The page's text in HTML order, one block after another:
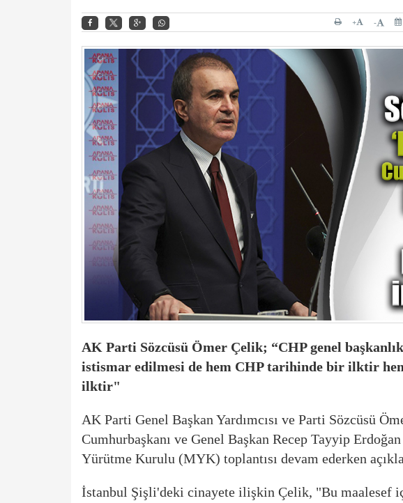
-
+
AK Parti Sözcüsü Ömer Çelik; “CHP genel
istismar edilmesi de hem CHP tarihinde bir ilktir
ilktir"
AK Parti Genel Başkan Yardımcısı ve Parti Sözcüsü
Cumhurbaşkanı ve Genel Başkan Recep Tayyip
Yürütme Kurulu (MYK) toplantısı devam ederken
İstanbul Şişli'deki cinayete ilişkin Çelik, "Bu maalesef